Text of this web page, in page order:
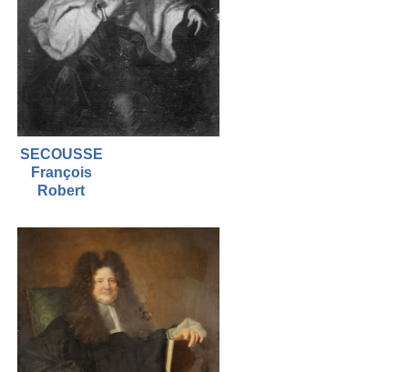
SECOUSSE
François
Robert